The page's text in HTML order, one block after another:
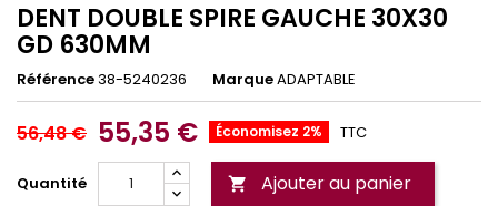
DENT DOUBLE SPIRE GAUCHE 30X30
GD 630MM
Référence38-5240236 MarqueADAPTABLE
56,48 € 55,35 € Économisez 2% TTC
Quantité  Ajouter au panier